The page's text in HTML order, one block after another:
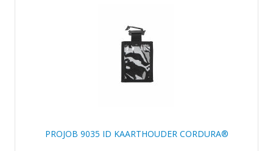
PROJOB 9035 ID KAARTHOUDER CORDURA®